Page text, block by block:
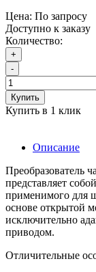
Цена: По запросу
Доступно к заказу
Количество:
+
-
Купить
Купить в 1 клик
Описание
Преобразователь
представляет
применимого для
основе открытой
исключительно
приводом.
Отличительные